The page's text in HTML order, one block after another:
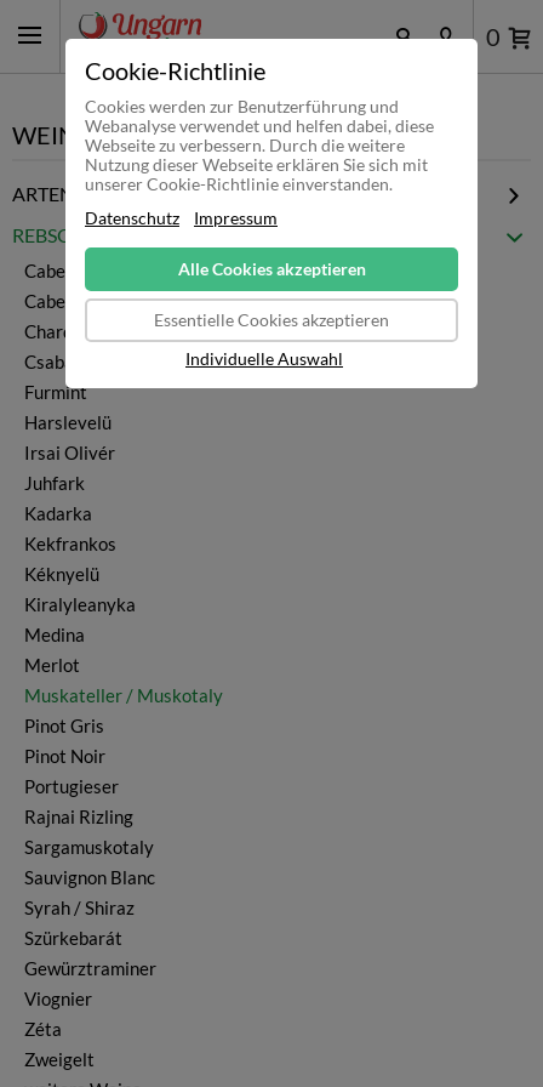
Cookie-Richtlinie
Cookies werden zur Benutzerführung und
Webanalyse verwendet und helfen dabei, diese
Webseite zu verbessern. Durch die weitere
Nutzung dieser Webseite erklären Sie sich mit
unserer Cookie-Richtlinie einverstanden.
Datenschutz
Impressum
Alle Cookies akzeptieren
Essentielle Cookies akzeptieren
Individuelle Auswahl
0
WEINE / SEKT
ARTEN
Egri Bikavér
Tokaji
Rotwein
Weißwein
Rosewein
Cuvee Wein
Reserve Wein
Prämierte Weine
Magnum
Sekt
alle Weine
REBSORTEN
Cabernet Franc
Cabernet Sauvignon
Chardonnay
Csabagyöngye
Furmint
Harslevelü
Irsai Olivér
Juhfark
Kadarka
Kekfrankos
Kéknyelü
Kiralyleanyka
Medina
Merlot
Muskateller / Muskotaly
Pinot Gris
Pinot Noir
Portugieser
Rajnai Rizling
Sargamuskotaly
Sauvignon Blanc
Syrah / Shiraz
Szürkebarát
Gewürztraminer
Viognier
Zéta
Zweigelt